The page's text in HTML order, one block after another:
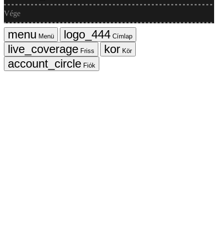
Vége
Menü
Címlap
Friss
Kör
Fiók